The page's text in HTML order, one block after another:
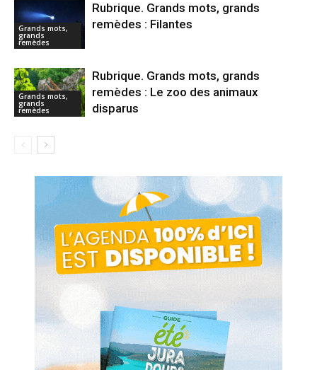
Grands mots,
grands
remèdes
Rubrique. Grands mots, grands
remèdes : Filantes
Grands mots,
grands
remèdes
Rubrique. Grands mots, grands
remèdes : Le zoo des animaux
disparus